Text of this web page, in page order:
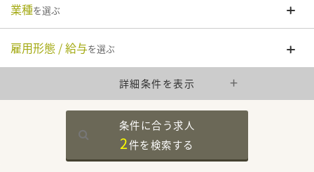
業種を選ぶ
雇用形態 / 給与を選ぶ
詳細条件を表示
条件に合う求人
2件を検索する